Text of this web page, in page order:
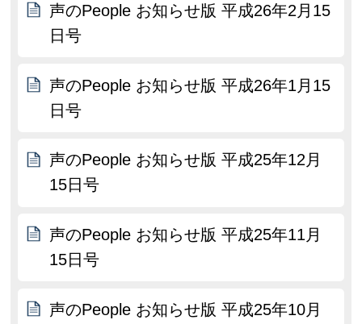
声のPeople お知らせ版 平成26年2月15
日号
声のPeople お知らせ版 平成26年1月15
日号
声のPeople お知らせ版 平成25年12月
15日号
声のPeople お知らせ版 平成25年11月
15日号
声のPeople お知らせ版 平成25年10月